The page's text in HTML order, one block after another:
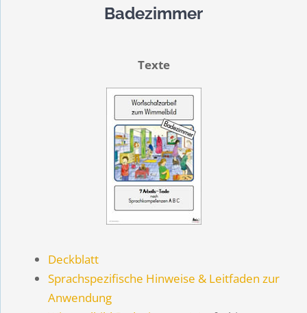
Badezimmer
Texte
Deckblatt
Sprachspezifische Hinweise & Leitfaden zur
Anwendung